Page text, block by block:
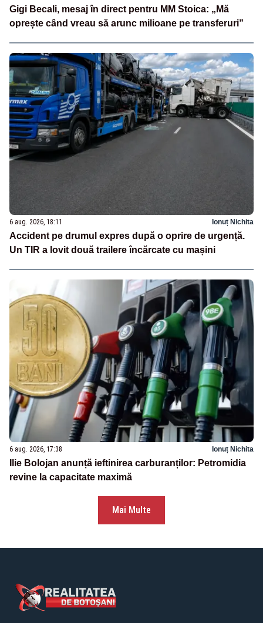
Gigi Becali, mesaj în direct pentru MM Stoica: „Mă
oprește când vreau să arunc milioane pe transferuri”
6 aug. 2026, 18:11 Ionuț Nichita
Accident pe drumul expres după o oprire de urgență.
Un TIR a lovit două trailere încărcate cu mașini
6 aug. 2026, 17:38 Ionuț Nichita
Ilie Bolojan anunță ieftinirea carburanților: Petromidia
revine la capacitate maximă
Mai Multe